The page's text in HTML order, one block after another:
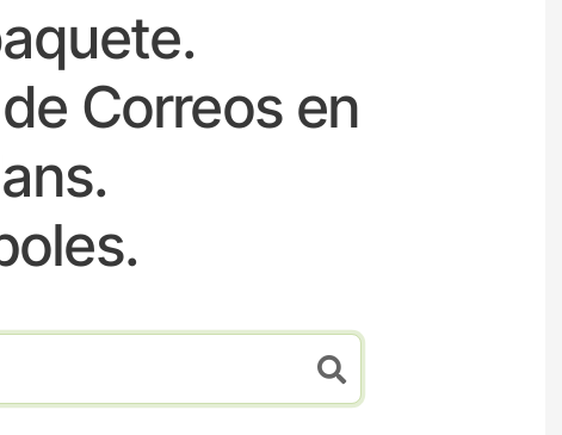
Correos en